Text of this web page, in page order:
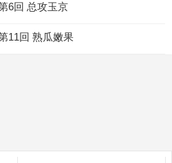
6回 总攻玉京
11回 熟瓜嫩果